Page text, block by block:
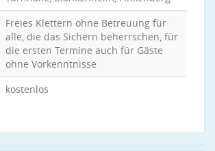
Freies Klettern ohne Betreuung für
alle, die das Sichern beherrschen, für
die ersten Termine auch für Gäste
ohne Vorkenntnisse
kostenlos